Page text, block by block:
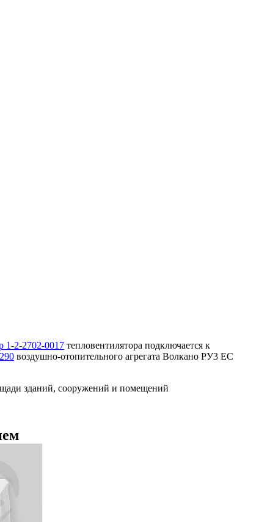
1-2-2702-0017 тепловентилятора подключается к
воздушно-отопительного агрегата Волкано РУ3 ЕС
зданий, сооружений и помещений